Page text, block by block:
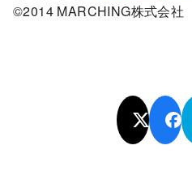
©2014 MARCHING株式会社